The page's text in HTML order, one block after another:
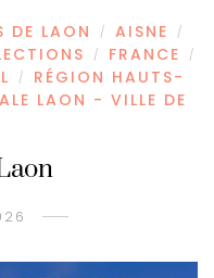
DE LAON / AISNE /
/ FRANCE /
/
RÉGION HAUTS-
LAON - VILLE DE